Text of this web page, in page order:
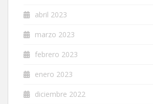
abril 2023
marzo 2023
febrero 2023
enero 2023
diciembre 2022